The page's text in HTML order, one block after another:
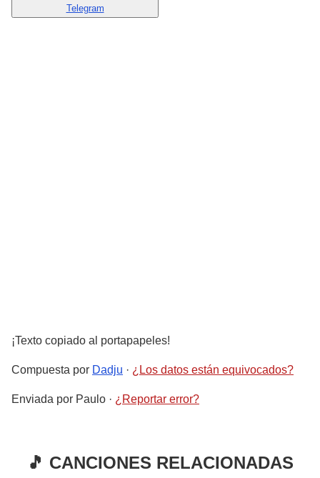
Telegram
¡Texto copiado al portapapeles!
Compuesta por Dadju · ¿Los datos están equivocados?
Enviada por Paulo · ¿Reportar error?
🎵 CANCIONES RELACIONADAS